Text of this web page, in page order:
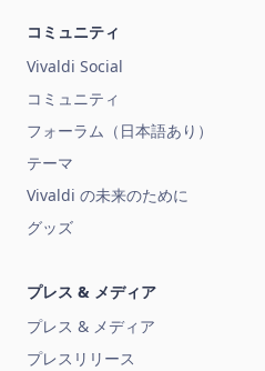
コミュニティ
Vivaldi Social
コミュニティ
フォーラム（日本語あり）
テーマ
Vivaldi の未来のために
グッズ
プレス & メディア
プレス & メディア
プレスリリース